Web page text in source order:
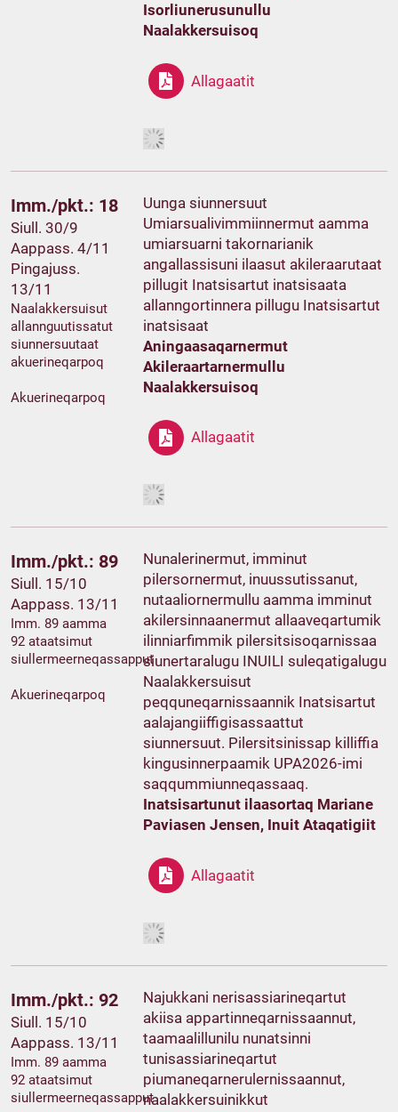
Isorliunerusunullu
Naalakkersuisoq
Allagaatit
Imm./pkt.: 18
Siull. 30/9
Aappass. 4/11
Pingajuss.
13/11
Naalakkersuisut
allannguutissatut
siunnersuutaat
akuerineqarpoq
Akuerineqarpoq
Uunga siunnersuut
Umiarsualivimmiinnermut aamma
umiarsuarni takornarianik
angallassisuni ilaasut akileraarutaat
pillugit Inatsisartut inatsisaata
allanngortinnera pillugu Inatsisartut
inatsisaat
Aningaasaqarnermut
Akileraartarnermullu
Naalakkersuisoq
Allagaatit
Imm./pkt.: 89
Siull. 15/10
Aappass. 13/11
Imm. 89 aamma
92 ataatsimut
siullermeerneqassapput
Akuerineqarpoq
Nunalerinermut, imminut
pilersornermut, inuussutissanut,
nutaaliornermullu aamma imminut
akilersinnaanermut allaaveqartumik
ilinniarfimmik pilersitsisoqarnissaa
siunertaralugu INUILI suleqatigalugu
Naalakkersuisut
peqquneqarnissaannik Inatsisartut
aalajangiiffigisassaattut
siunnersuut. Pilersitsinissap killiffia
kingusinnerpaamik UPA2026-imi
saqqummiunneqassaaq.
Inatsisartunut ilaasortaq Mariane
Paviasen Jensen, Inuit Ataqatigiit
Allagaatit
Imm./pkt.: 92
Siull. 15/10
Aappass. 13/11
Imm. 89 aamma
92 ataatsimut
siullermeerneqassapput
Najukkani nerisassiarineqartut
akiisa appartinneqarnissaannut,
taamaalillunilu nunatsinni
tunisassiarineqartut
piumaneqarnerulernissaannut,
naalakkersuinikkut